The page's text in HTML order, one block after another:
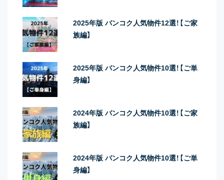
2025年版 バンコク人気物件12選！【ご家
族編】
2025年版 バンコク人気物件10選！【ご単
身編】
2024年版 バンコク人気物件10選！【ご家
族編】
2024年版 バンコク人気物件10選！【ご単
身編】